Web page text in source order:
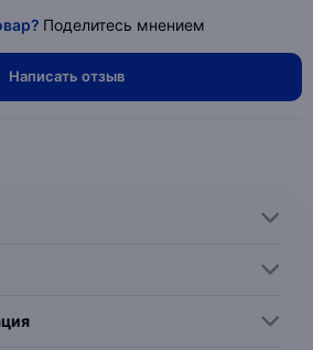
Поделитесь мнением
Написать отзыв